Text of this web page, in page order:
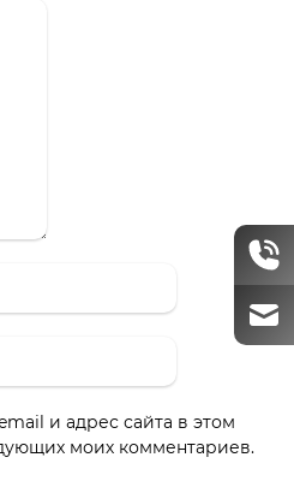
и адрес сайта в этом
моих комментариев.